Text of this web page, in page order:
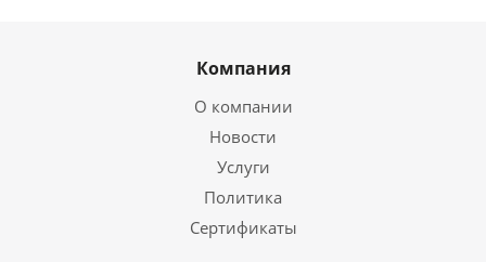
Компания
О компании
Новости
Услуги
Политика
Сертификаты